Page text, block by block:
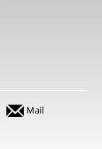
Mail